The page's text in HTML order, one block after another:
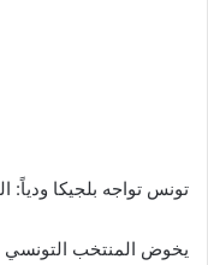
تونس تواجه بلجيكا ودياً:
يخوض المنتخب التونسي